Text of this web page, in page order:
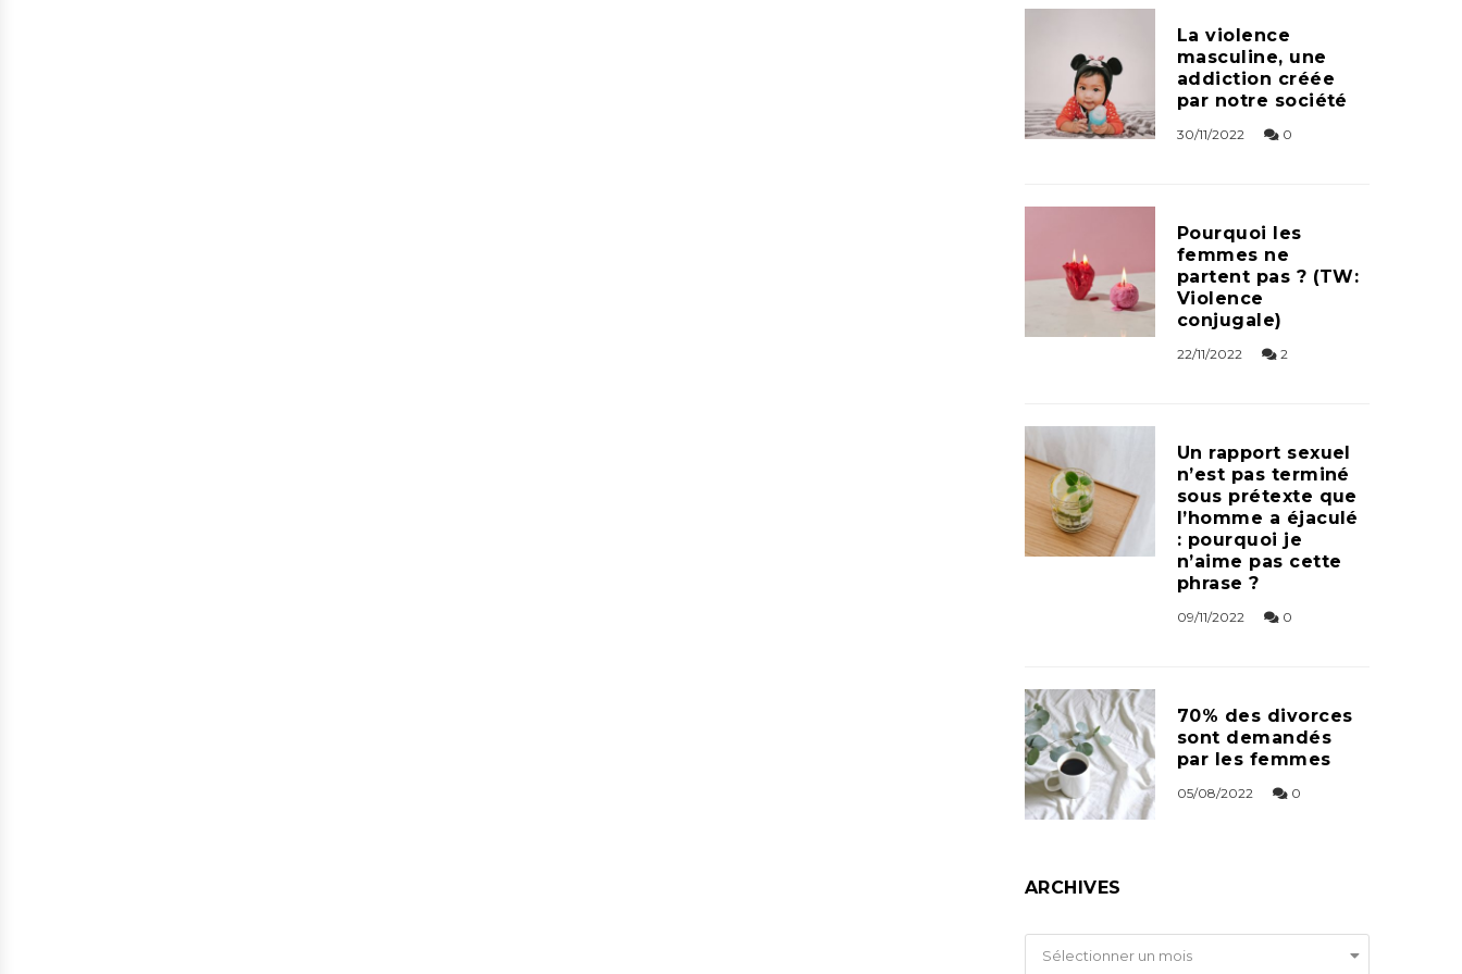
La violence
masculine, une
addiction créée
par notre société
30/11/2022 0
Pourquoi les
femmes ne
partent pas ? (TW:
Violence
conjugale)
22/11/2022 2
Un rapport sexuel
n’est pas terminé
sous prétexte que
l’homme a éjaculé
: pourquoi je
n’aime pas cette
phrase ?
09/11/2022 0
70% des divorces
sont demandés
par les femmes
05/08/2022 0
ARCHIVES
Archives
Sélectionner un mois